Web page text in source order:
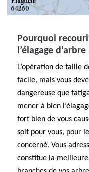
Pourquoi
l’élagage d’arbre
L’opération de taille
facile, mais vous
dangereuse que
mener à bien
fort bien de vous
soit pour vous, pour
concerné. Vous
constitue la